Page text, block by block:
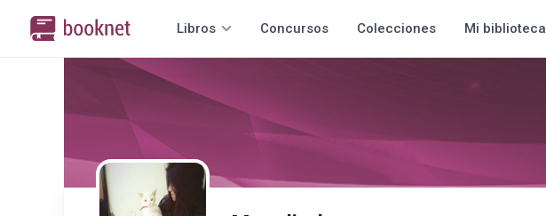
Libros Concursos Colecciones Mi biblioteca